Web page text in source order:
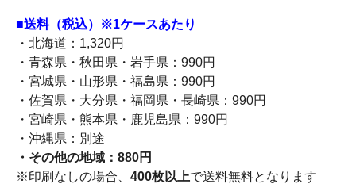
■送料（税込）※1ケースあたり
・北海道：1,320円
・青森県・秋田県・岩手県：990円
・宮城県・山形県・福島県：990円
・佐賀県・大分県・福岡県・長崎県：990円
・宮崎県・熊本県・鹿児島県：990円
・沖縄県：別途
・その他の地域：880円
※印刷なしの場合、 400枚以上で送料無料となります